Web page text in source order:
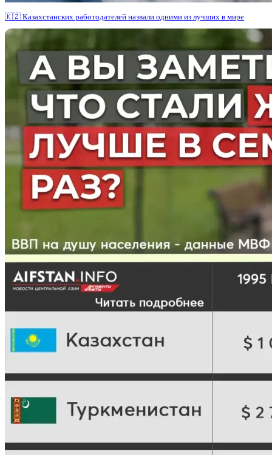
🇰🇿 Казахстанских работодателей назвали одними из лучших в мире